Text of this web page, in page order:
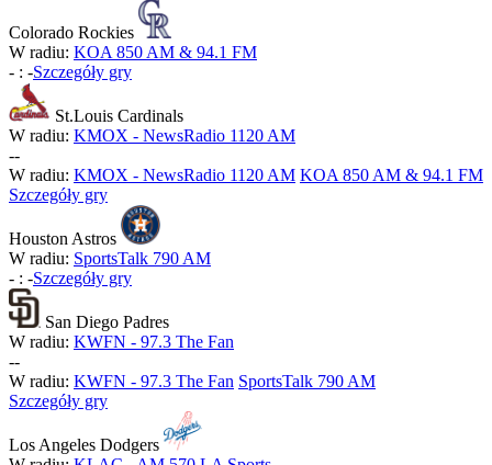
Colorado Rockies
W radiu: KOA 850 AM & 94.1 FM
- : -Szczegóły gry
St.Louis Cardinals
W radiu: KMOX - NewsRadio 1120 AM
--
W radiu: KMOX - NewsRadio 1120 AM KOA 850 AM & 94.1 FM
Szczegóły gry
Houston Astros
W radiu: SportsTalk 790 AM
- : -Szczegóły gry
San Diego Padres
W radiu: KWFN - 97.3 The Fan
--
W radiu: KWFN - 97.3 The Fan SportsTalk 790 AM
Szczegóły gry
Los Angeles Dodgers